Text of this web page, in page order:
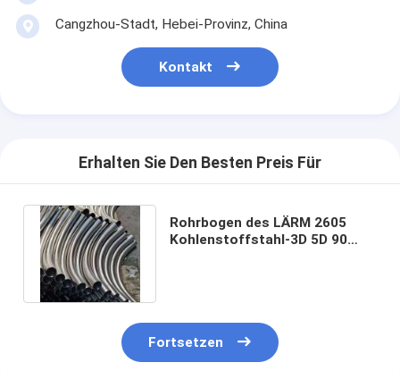
Cangzhou-Stadt, Hebei-Provinz, China
Kontakt
Erhalten Sie Den Besten Preis Für
Rohrbogen des LÄRM 2605
Kohlenstoffstahl-3D 5D 90
Fortsetzen